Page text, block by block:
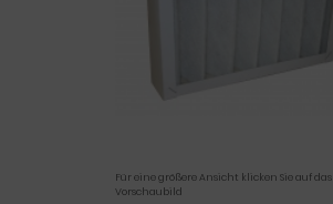
Für eine größere Ansicht klicken Sie auf das
Vorschaubild